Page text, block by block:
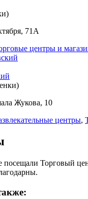
71А
центры и
Жукова, 10
центры,
Торговый